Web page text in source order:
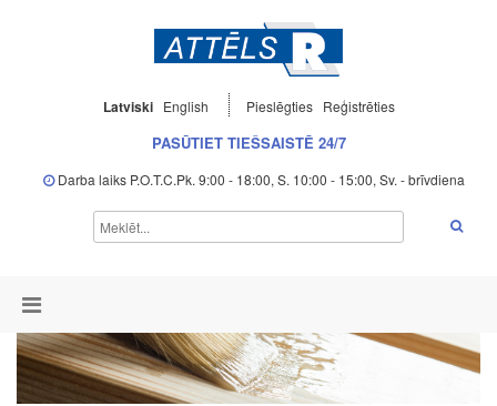
Latviski English Pieslēgties Reģistrēties
PASŪTIET TIEŠSAISTĒ 24/7
Darba laiks P.O.T.C.Pk. 9:00 - 18:00, S. 10:00 - 15:00, Sv. - brīvdiena